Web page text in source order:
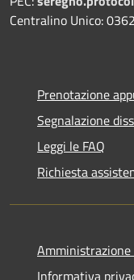
Centralino Unico:
Prenotazione
Segnalazione
Leggi le FAQ
Richiesta
Informativa